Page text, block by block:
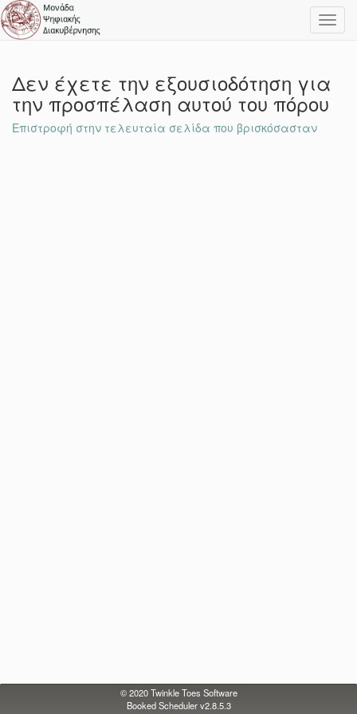
Δεν έχετε την εξουσιοδότηση για
την προσπέλαση αυτού του πόρου
Επιστροφή στην τελευταία σελίδα που βρισκόσασταν
© 2020Twinkle Toes Software
Booked Scheduler v2.8.5.3